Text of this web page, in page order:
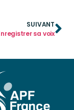
SUIVANT
sa voix